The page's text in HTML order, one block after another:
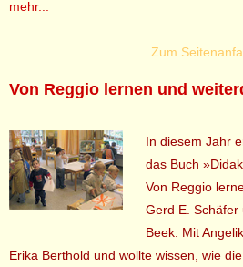
mehr...
Zum
Von Reggio lernen und
In diesem Jahr
das Buch
Von Reggio
Gerd E. Schäfer
Beek. Mit
Erika Berthold und wollte wissen, wie